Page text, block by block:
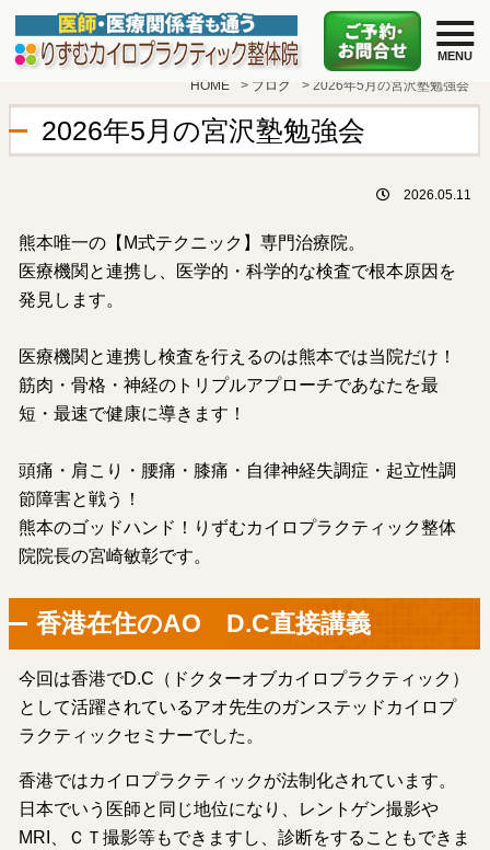
HOME > ブログ >2026年5月の宮沢塾勉強会
2026年5月の宮沢塾勉強会
2026.05.11
熊本唯一の【M式テクニック】専門治療院。
医療機関と連携し、医学的・科学的な検査で根本原因を
発見します。
医療機関と連携し検査を行えるのは熊本では当院だけ！
筋肉・骨格・神経のトリプルアプローチであなたを最
短・最速で健康に導きます！
頭痛・肩こり・腰痛・膝痛・自律神経失調症・起立性調
節障害と戦う！
熊本のゴッドハンド！りずむカイロプラクティック整体
院院長の宮崎敏彰です。
香港在住のAO D.C直接講義
今回は香港でD.C（ドクターオブカイロプラクティック）
として活躍されているアオ先生のガンステッドカイロプ
ラクティックセミナーでした。
香港ではカイロプラクティックが法制化されています。
日本でいう医師と同じ地位になり、レントゲン撮影や
MRI、ＣＴ撮影等もできますし、診断をすることもできま